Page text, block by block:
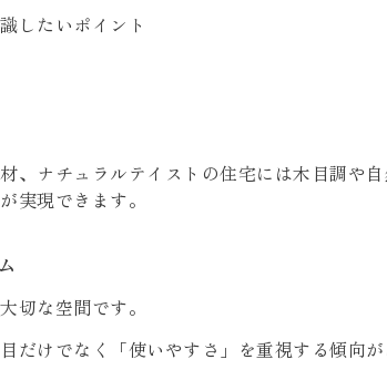
したいポイント
、ナチュラルテイストの住宅には木目調や
実現できます。
切な空間です。
だけでなく「使いやすさ」を重視する傾向が